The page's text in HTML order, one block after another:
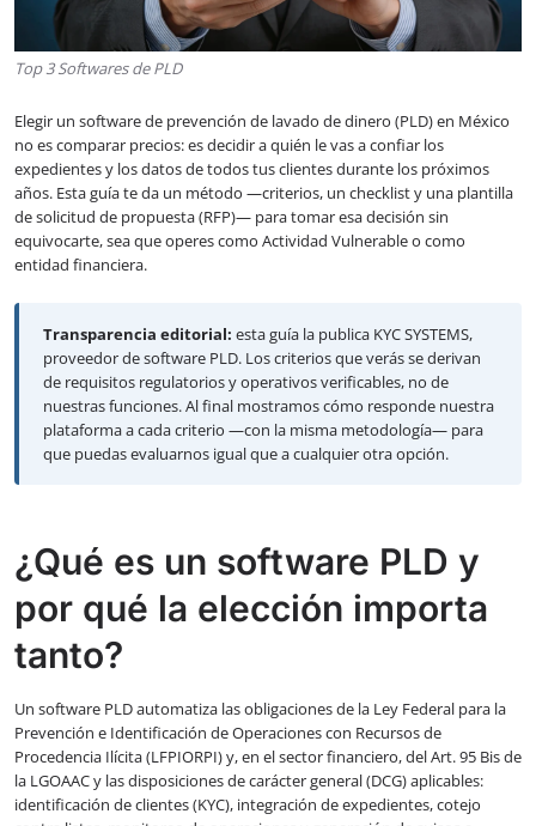
Top 3 Softwares de PLD
Elegir un software de prevención de lavado de dinero (PLD) en México
no es comparar precios: es decidir a quién le vas a confiar los
expedientes y los datos de todos tus clientes durante los próximos
años. Esta guía te da un método —criterios, un checklist y una plantilla
de solicitud de propuesta (RFP)— para tomar esa decisión sin
equivocarte, sea que operes como Actividad Vulnerable o como
entidad financiera.
Transparencia editorial: esta guía la publica KYC SYSTEMS,
proveedor de software PLD. Los criterios que verás se derivan
de requisitos regulatorios y operativos verificables, no de
nuestras funciones. Al final mostramos cómo responde nuestra
plataforma a cada criterio —con la misma metodología— para
que puedas evaluarnos igual que a cualquier otra opción.
¿Qué es un software PLD y
por qué la elección importa
tanto?
Un software PLD automatiza las obligaciones de la Ley Federal para la
Prevención e Identificación de Operaciones con Recursos de
Procedencia Ilícita (LFPIORPI) y, en el sector financiero, del Art. 95 Bis de
la LGOAAC y las disposiciones de carácter general (DCG) aplicables:
identificación de clientes (KYC), integración de expedientes, cotejo